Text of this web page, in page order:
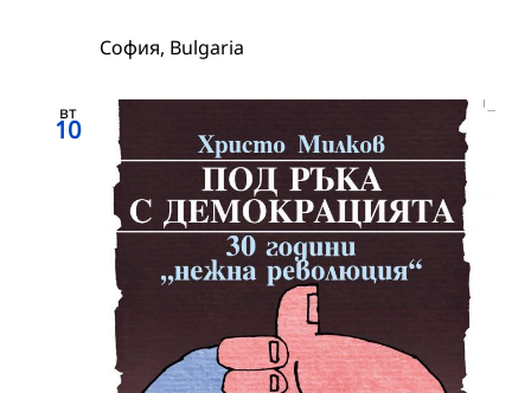
София, Bulgaria
вт
10